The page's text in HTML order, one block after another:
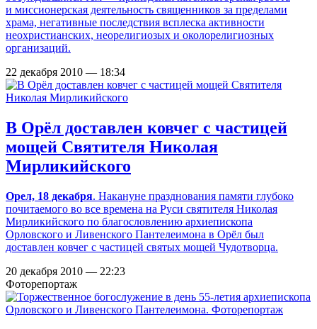
и миссионерская деятельность священников за пределами
храма, негативные последствия всплеска активности
неохристианских, неорелигиозых и околорелигиозных
организаций.
22 декабря 2010 — 18:34
В Орёл доставлен ковчег с частицей
мощей Святителя Николая
Мирликийского
Орел, 18 декабря. Накануне празднования памяти глубоко
почитаемого во все времена на Руси святителя Николая
Мирликийского по благословлению архиепископа
Орловского и Ливенского Пантелеимона в Орёл был
доставлен ковчег с частицей святых мощей Чудотворца.
20 декабря 2010 — 22:23
Фоторепортаж